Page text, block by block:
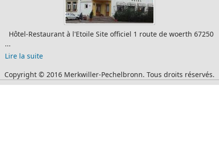
Hôtel-Restaurant à l'Etoile Site officiel 1 route de woerth 67250
...
Lire la suite
Copyright © 2016 Merkwiller-Pechelbronn. Tous droits réservés.